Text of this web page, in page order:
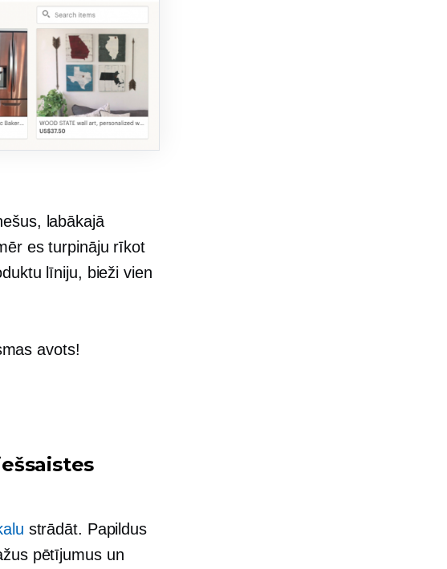
labākajā
es turpināju rīkot
līniju, bieži vien
avots!
strādāt. Papildus
pētījumus un